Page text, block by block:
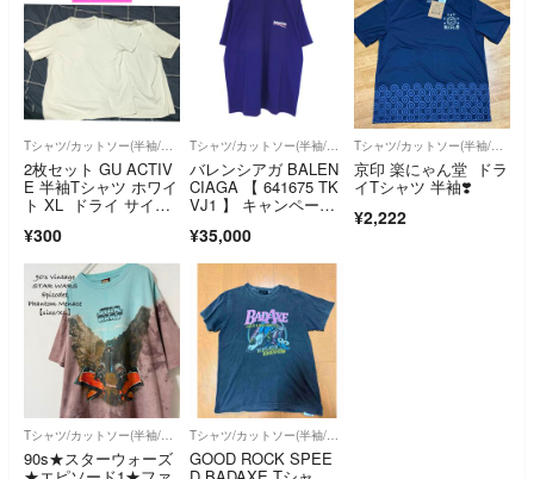
Tシャツ/カットソー(半袖/袖なし)
2枚セット GU ACTIV
E 半袖Tシャツ ホワイ
ト XL ドライ サイド
ク 大きいサイズ
¥300
Tシャツ/カットソー(半袖/袖なし)
バレンシアガ BALEN
CIAGA 【 641675 TK
VJ1 】 キャンペー
ツ 52478
¥35,000
Tシャツ/カットソー(半袖/袖なし)
京印 楽にゃん堂 ドラ
イTシャツ 半袖❣️
¥2,222
Tシャツ/カットソー(半袖/袖なし)
90s★スターウォーズ
Tシャツ/カットソー(半袖/袖なし)
GOOD ROCK SPEE